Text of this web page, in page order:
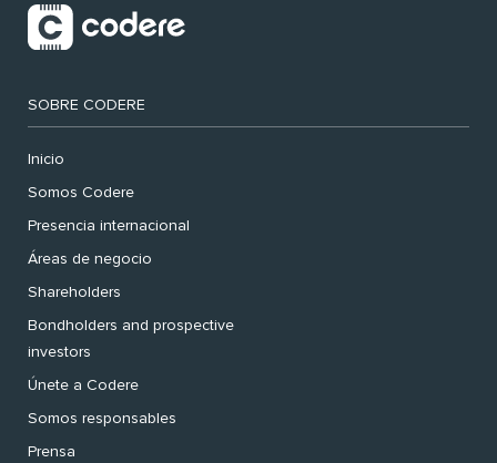
SOBRE CODERE
Inicio
Somos Codere
Presencia internacional
Áreas de negocio
Shareholders
Bondholders and prospective
investors
Únete a Codere
Somos responsables
Prensa